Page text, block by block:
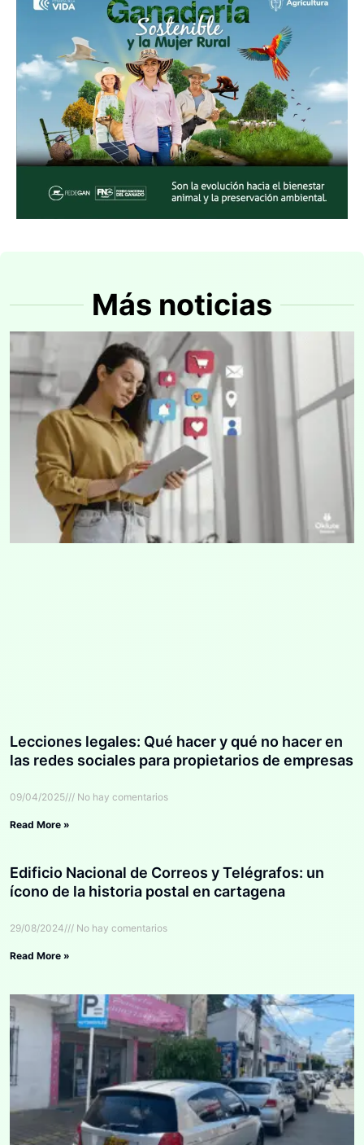
Más noticias
Lecciones legales: Qué hacer y qué no hacer en
las redes sociales para propietarios de empresas
09/04/2025 No hay comentarios
Read More »
Edificio Nacional de Correos y Telégrafos: un
ícono de la historia postal en cartagena
29/08/2024 No hay comentarios
Read More »